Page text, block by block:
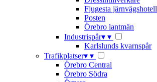
Fjugesta järnvägshotell
Posten
Örebro lantmän
Industrispår▾ ▾
Karlslunds kvarnspår
Trafikplatser▾ ▾
Örebro Central
Örebro Södra